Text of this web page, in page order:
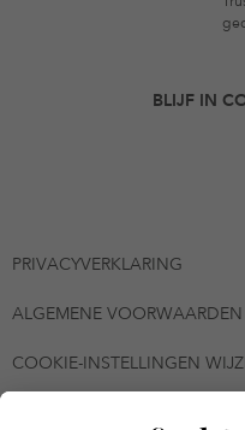
BLIJF IN
PRIVACYVERKLARING
ALGEMENE VOORWAARDEN
COOKIE-INSTELLINGEN
© 2026 -